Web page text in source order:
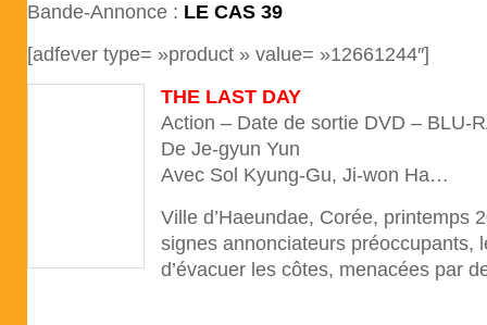
Bande-Annonce : LE CAS 39
[adfever type= »product » value= »12661244″]
THE LAST DAY
Action – Date de sortie DVD – BLU-
De Je-gyun Yun
Avec Sol Kyung-Gu, Ji-won Ha…
Ville d’Haeundae, Corée, printemps
signes annonciateurs préoccupants,
d’évacuer les côtes, menacées par